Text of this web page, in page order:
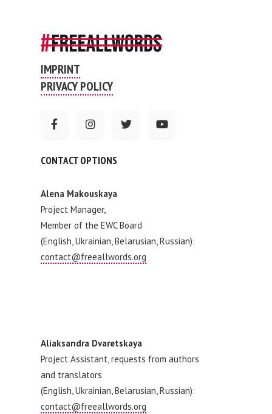
IMPRINT
PRIVACY POLICY
CONTACT OPTIONS
Alena Makouskaya
Project Manager,
Member of the EWC Board
(English, Ukrainian, Belarusian, Russian):
contact@freeallwords.org
Aliaksandra Dvaretskaya
Project Assistant, requests from authors
and translators
(English, Ukrainian, Belarusian, Russian):
contact@freeallwords.org